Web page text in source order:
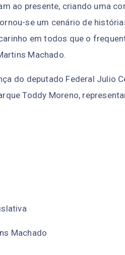
ao presente, criando uma
se um cenário de
em todos que o
Machado.
do deputado Federal Julio
Toddy Moreno,
Machado